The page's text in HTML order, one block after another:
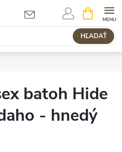
HĽADAŤ
KOŠÍK
batoh Hide
- hnedý